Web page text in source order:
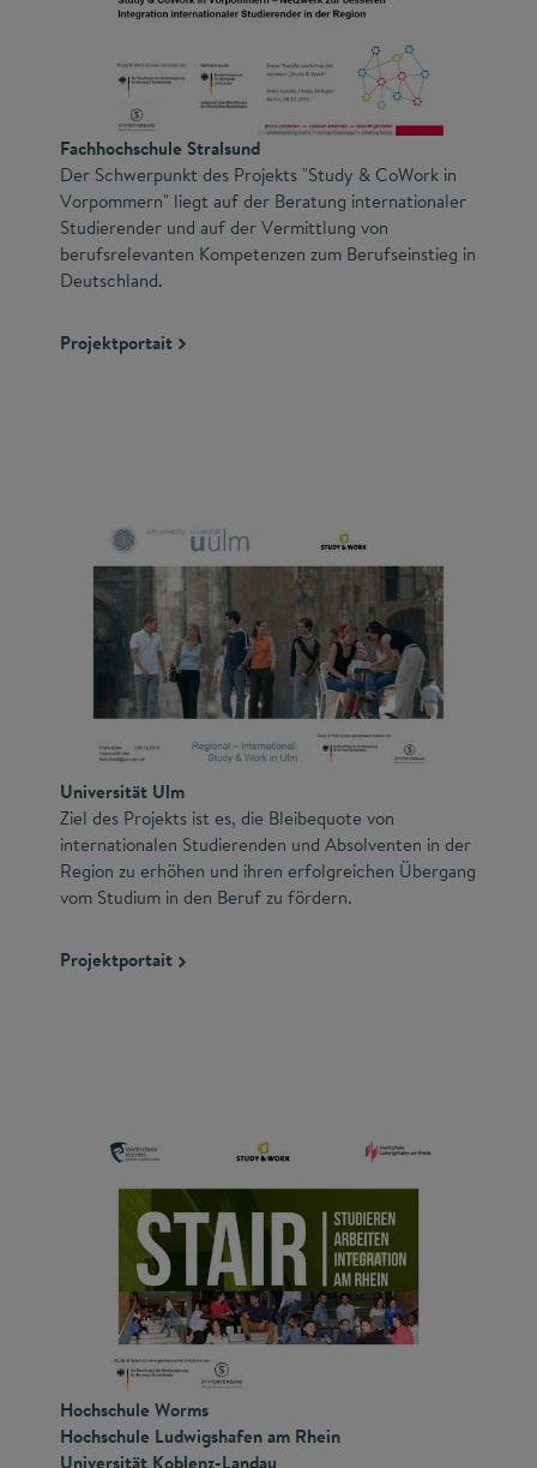
Fachhochschule Stralsund
Der Schwerpunkt des Projekts "Study & CoWork in
Vorpommern" liegt auf der Beratung internationaler
Studierender und auf der Vermittlung von
berufsrelevanten Kompetenzen zum Berufseinstieg in
Deutschland.
Projektportait
Universität Ulm
Ziel des Projekts ist es, die Bleibequote von
internationalen Studierenden und Absolventen in der
Region zu erhöhen und ihren erfolgreichen Übergang
vom Studium in den Beruf zu fördern.
Projektportait
Hochschule Worms
Hochschule Ludwigshafen am Rhein
Universität Koblenz-Landau